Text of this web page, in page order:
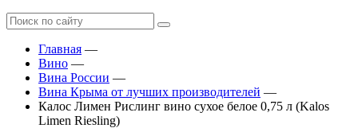
Главная —
Вино —
Вина России —
Вина Крыма от лучших производителей —
Калос Лимен Рислинг вино сухое белое 0,75 л (Kalos
Limen Riesling)